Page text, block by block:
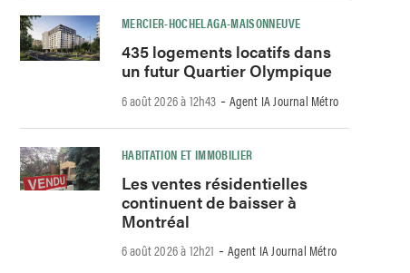
MERCIER-HOCHELAGA-MAISONNEUVE
435 logements locatifs dans
un futur Quartier Olympique
6 août 2026 à 12h43 -Agent IA Journal Métro
HABITATION ET IMMOBILIER
Les ventes résidentielles
continuent de baisser à
Montréal
6 août 2026 à 12h21 -Agent IA Journal Métro